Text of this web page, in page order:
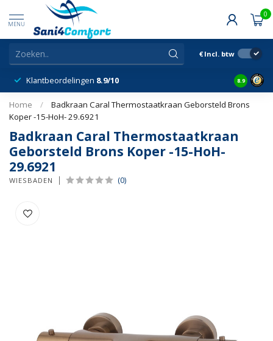
MENU
0
€ Incl. btw
Klantbeordelingen 8.9/10 8.9
Home /
Badkraan Caral Thermostaatkraan Geborsteld Brons
Koper -15-HoH- 29.6921
Badkraan Caral Thermostaatkraan
Geborsteld Brons Koper -15-HoH-
29.6921
WIESBADEN (0)